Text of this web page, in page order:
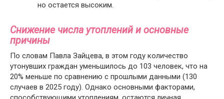
но остается высоким.
Снижение числа утоплений и основные
причины
По словам Павла Зайцева, в этом году количество
утонувших граждан уменьшилось до 103 человек, что на
20% меньше по сравнению с прошлыми данными (130
случаев в 2025 году). Однако основными факторами,